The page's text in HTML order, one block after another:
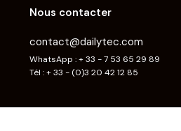
Nous contacter
contact@dailytec.com
WhatsApp : + 33 - 7 53 65 29 89
Tél : + 33 - (0)3 20 42 12 85